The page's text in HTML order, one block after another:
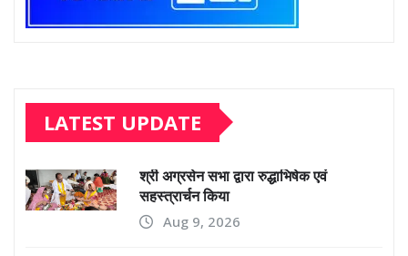
LATEST UPDATE
श्री अग्रसेन सभा द्वारा रुद्धाभिषेक एवं
सहस्त्रार्चन किया
Aug 9, 2026